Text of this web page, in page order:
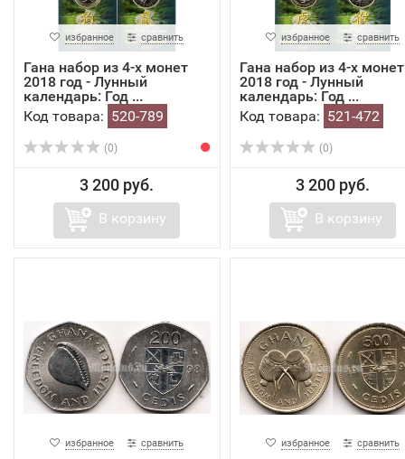
избранное сравнить
Гана набор из 4-х монет
2018 год - Лунный
календарь: Год ...
Код товара: 520-789
(0)
3 200 руб.
В корзину
избранное сравнить
Гана набор из 4-х монет
2018 год - Лунный
календарь: Год ...
Код товара: 521-472
(0)
3 200 руб.
В корзину
избранное сравнить избранное сравнить